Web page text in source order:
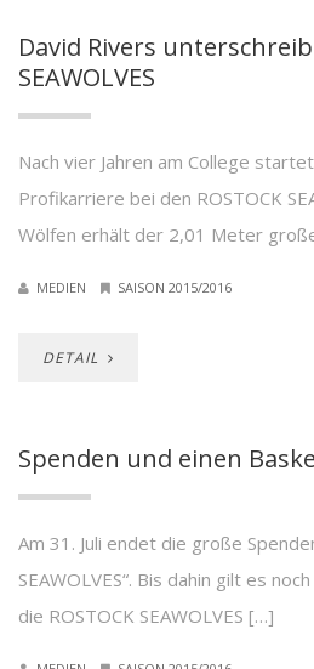
David Rivers
SEAWOLVES
Nach vier Jahren am College
Profikarriere bei den ROSTOCK
Wölfen erhält der 2,01 Meter
MEDIEN SAISON 2015/2016
DETAIL
Spenden und einen
Am 31. Juli endet die große
SEAWOLVES“. Bis dahin gilt es
die ROSTOCK SEAWOLVES […]